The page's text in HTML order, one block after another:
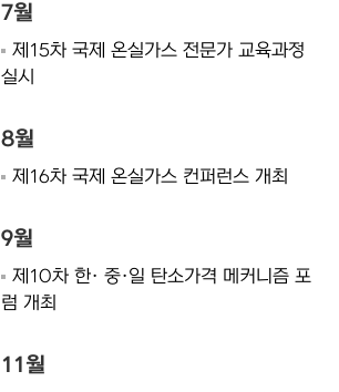
7월
제15차 국제 온실가스 전문가 교육과정
실시
8월
제16차 국제 온실가스 컨퍼런스 개최
9월
제10차 한· 중·일 탄소가격 메커니즘 포
럼 개최
11월